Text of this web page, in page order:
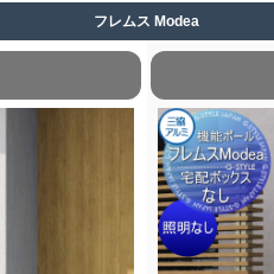
フレムス Modea